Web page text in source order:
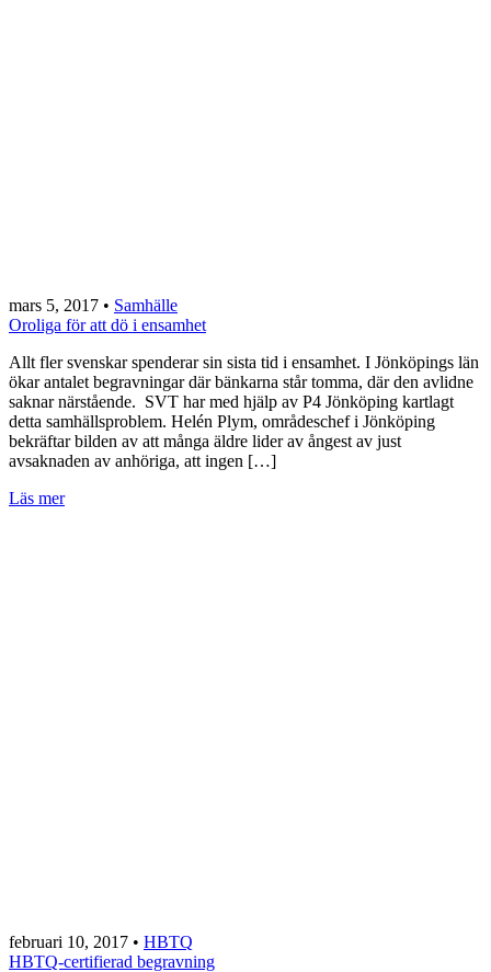
mars 5, 2017 • Samhälle
Oroliga för att dö i ensamhet
Allt fler svenskar spenderar sin sista tid i ensamhet. I Jönköpings län
ökar antalet begravningar där bänkarna står tomma, där den avlidne
saknar närstående. SVT har med hjälp av P4 Jönköping kartlagt
detta samhällsproblem. Helén Plym, områdeschef i Jönköping
bekräftar bilden av att många äldre lider av ångest av just
avsaknaden av anhöriga, att ingen […]
Läs mer
februari 10, 2017 • HBTQ
HBTQ-certifierad begravning